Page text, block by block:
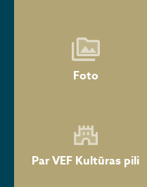
Foto
Par VEF Kultūras pili